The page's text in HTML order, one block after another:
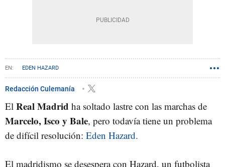
EDEN HAZARD
Redacción Culemanía
El Real Madrid ha soltado lastre con las marchas de
Marcelo, Isco y Bale, pero todavía tiene un problema
de difícil resolución: Eden Hazard.
El madridismo se desespera con Hazard, un futbolista